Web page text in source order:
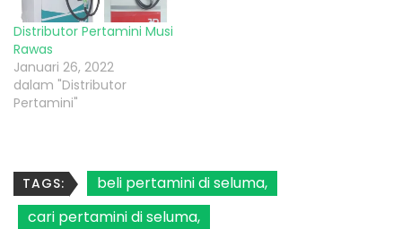
Distributor Pertamini Musi
Rawas
Januari 26, 2022
dalam "Distributor
Pertamini"
TAGS:
beli pertamini di seluma
cari pertamini di seluma